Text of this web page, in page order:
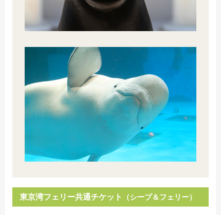
東京湾フェリー共通チケット （シープ＆フェリー）